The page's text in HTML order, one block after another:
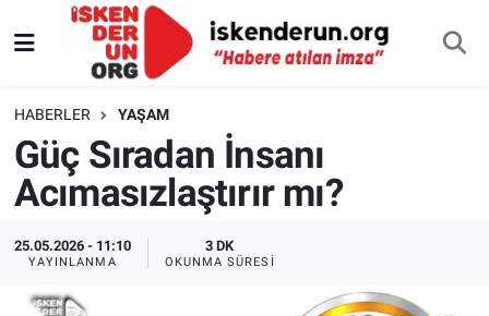
HABERLER YAŞAM
Güç Sıradan İnsanı
Acımasızlaştırır mı?
25.05.2026 - 11:10
YAYINLANMA
3 DK
OKUNMA SÜRESI